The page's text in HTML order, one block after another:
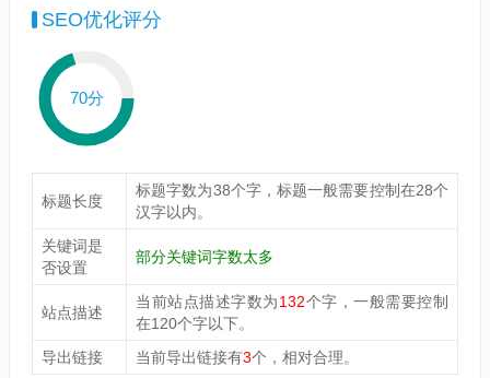
SEO优化评分
70分
标题长度
标题字数为38个字，标题一般需要控制在28个
汉字以内。
关键词是
否设置
部分关键词字数太多
站点描述
当前站点描述字数为132个字，一般需要控制
在120个字以下。
导出链接
当前导出链接有3个，相对合理。